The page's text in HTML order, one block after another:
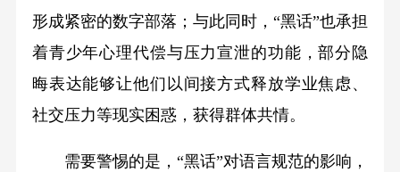
形成紧密的数字部落；与此同时，“黑话”也承担
着青少年心理代偿与压力宣泄的功能，部分隐
晦表达能够让他们以间接方式释放学业焦虑、
社交压力等现实困惑，获得群体共情。
需要警惕的是，“黑话”对语言规范的影响，